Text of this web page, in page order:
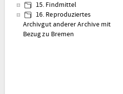
15. Findmittel
16. Reproduziertes
Archivgut anderer Archive mit
Bezug zu Bremen